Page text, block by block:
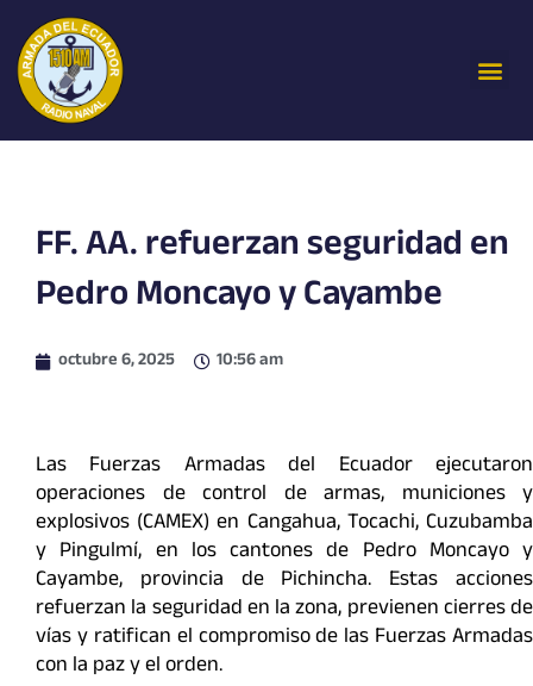
contenido
FF. AA. refuerzan seguridad en
Pedro Moncayo y Cayambe
octubre 6, 2025 10:56 am
Las Fuerzas Armadas del Ecuador ejecutaron
operaciones de control de armas, municiones y
explosivos (CAMEX) en Cangahua, Tocachi, Cuzubamba
y Pingulmí, en los cantones de Pedro Moncayo y
Cayambe, provincia de Pichincha. Estas acciones
refuerzan la seguridad en la zona, previenen cierres de
vías y ratifican el compromiso de las Fuerzas Armadas
con la paz y el orden.